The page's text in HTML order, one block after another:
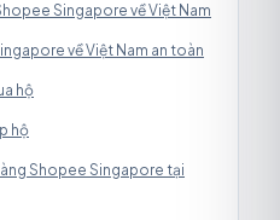
Singapore về Việt Nam
về Việt Nam an toàn
hộ
hộ
Shopee Singapore tại